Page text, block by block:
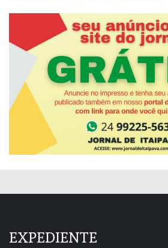
EXPEDIENTE